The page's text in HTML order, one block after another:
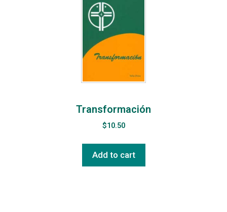
Transformación
$10.50
Add to cart